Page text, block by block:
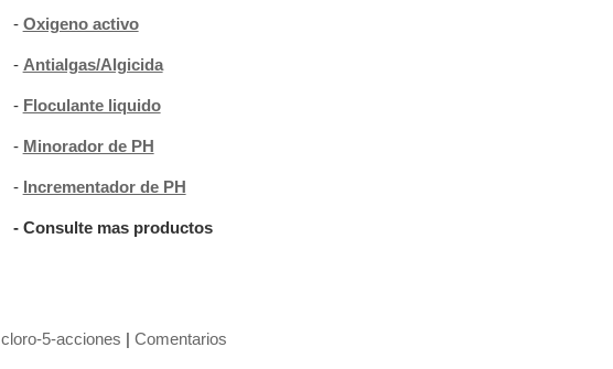
- Oxigeno activo
- Antialgas/Algicida
- Floculante liquido
- Minorador de PH
- Incrementador de PH
- Consulte mas productos
cloro-5-acciones | Comentarios